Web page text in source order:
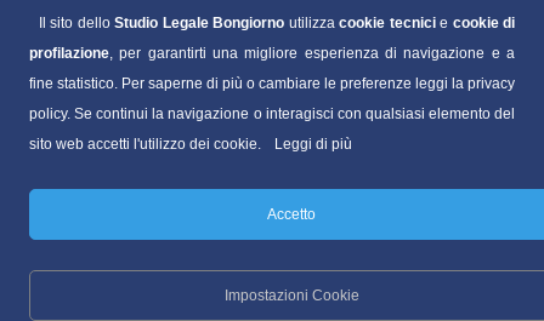
Tel. 06.68891168 (Roma)
Tel. 06.68136759 (Roma)
Tel. 02.49536570 (Milano)
Fax 06.68130448
P.IVA 04495500821
Il sito delloStudio Legale Bongiorno utilizzacookie tecnicie cookie di
profilazione, per garantirti una migliore esperienza di navigazione e a
fine statistico. Per saperne di più o cambiare le preferenze leggi la privacy
policy. Se continui la navigazione o interagisci con qualsiasi elemento del
sito web accetti l'utilizzo dei cookie.
Leggi di più
Accetto
Impostazioni Cookie